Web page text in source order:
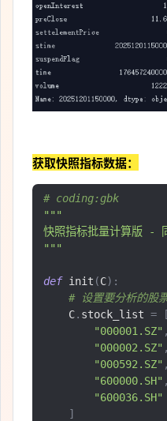
获取快照指标数据：
# coding:gbk
"""
快照指标批量计算版 -
"""
def init (C):
# 设置要分析的股
C. stock_list =
[
"000001.SZ" ,
"000002.SZ" ,
"000592.SZ" ,
"600000.SH" ,
"600036.SH"
]